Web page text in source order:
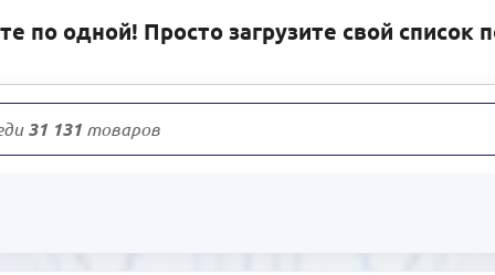
по одной! Просто загрузите свой список
товаров